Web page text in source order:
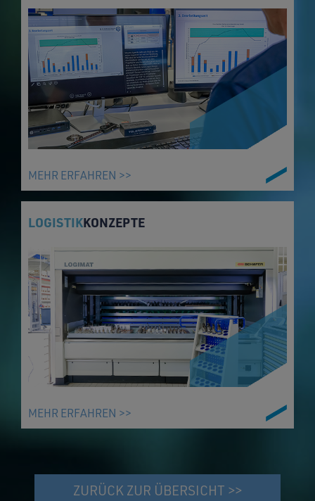
MEHR ERFAHREN >>
LOGISTIKKONZEPTE
MEHR ERFAHREN >>
ZURÜCK ZUR ÜBERSICHT >>